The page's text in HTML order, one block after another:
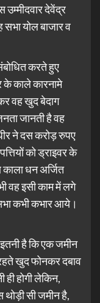
देवेंद्र
सभा योल बाजार व
करते हुए
के काले कारनामे
वह खुद बेदाग
जानती है वह
ने दस करोड़ रुपए
को ड्राइवर के
काला धन अर्जित
वह इसी काम में लगे
कभी कभार आये।
है कि एक जमीन
खुद फोनकर दबाव
होगी लेकिन,
सी जमीन है,